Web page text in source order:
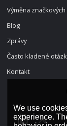
Výměna
Blog
Zprávy
Často kladené
Kontakt
We use
experience.